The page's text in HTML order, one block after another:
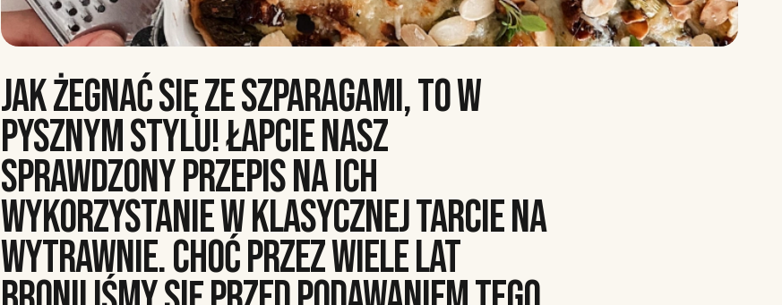
JAK ŻEGNAĆ SIĘ ZE SZPARAGAMI, TO W
PYSZNYM STYLU! ŁAPCIE NASZ
SPRAWDZONY PRZEPIS NA ICH
WYKORZYSTANIE W KLASYCZNEJ TARCIE NA
WYTRAWNIE. CHOĆ PRZEZ WIELE LAT